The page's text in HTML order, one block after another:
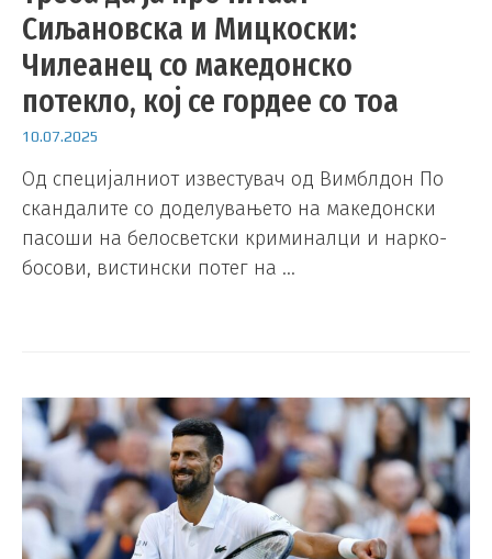
Сиљановска и Мицкоски:
Чилеанец со македонско
потекло, кој се гордее со тоа
10.07.2025
Од специјалниот известувач од Вимблдон По
скандалите со доделувањето на македонски
пасоши на белосветски криминалци и нарко-
босови, вистински потег на …